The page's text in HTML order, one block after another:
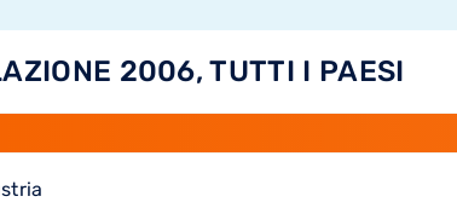
2006, TUTTI I PAESI